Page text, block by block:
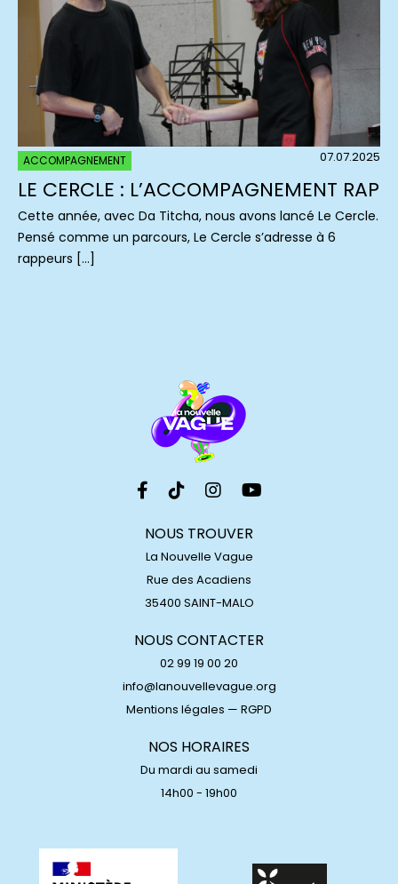
ACCOMPAGNEMENT 07.07.2025
LE CERCLE : L’ACCOMPAGNEMENT RAP
Cette année, avec Da Titcha, nous avons lancé Le Cercle.
Pensé comme un parcours, Le Cercle s’adresse à 6
rappeurs […]
NOUS TROUVER
La Nouvelle Vague
Rue des Acadiens
35400 SAINT-MALO
NOUS CONTACTER
02 99 19 00 20
info@lanouvellevague.org
Mentions légales — RGPD
NOS HORAIRES
Du mardi au samedi
14h00 - 19h00